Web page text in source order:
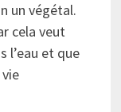
un végétal.
cela veut
l’eau et que